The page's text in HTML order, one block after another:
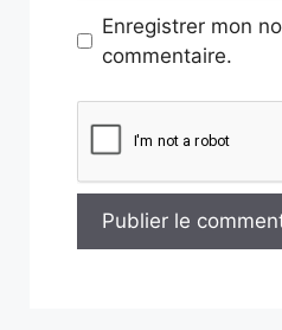
Enregistrer mon
commentaire.